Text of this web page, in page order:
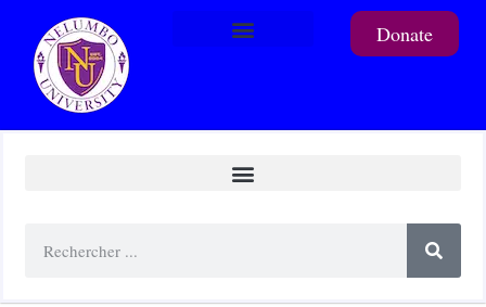
Donate